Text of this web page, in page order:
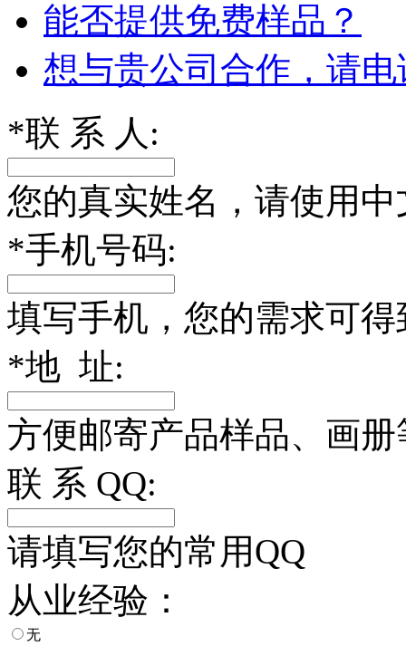
能否提供免费样品？
想与贵公司合作，请
*联 系 人:
您的真实姓名，请使用中
*手机号码:
填写手机，您的需求可
*地 址:
方便邮寄产品样品、画
联 系 QQ:
请填写您的常用QQ
从业经验：
无